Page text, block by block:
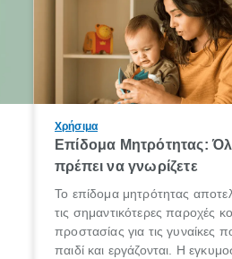
Χρήσιμα
Επίδομα Μητρότητας:
πρέπει να γνωρίζετε
Το επίδομα μητρότητας
τις σημαντικότερες παροχές
προστασίας για τις γυναίκες
παιδί και εργάζονται. Η